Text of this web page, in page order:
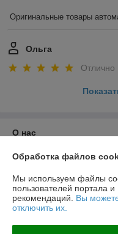
Оригинальные товары
Ольга
Отлично
О нас
Контакты
Доставка и оплата
Обработка файлов
Мы используем файлы
пользователей портала
рекомендаций. Вы
отключить их.